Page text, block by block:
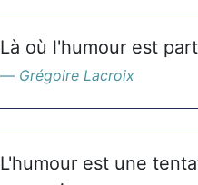
Là où l'humour est
Grégoire Lacroix
L'humour est une